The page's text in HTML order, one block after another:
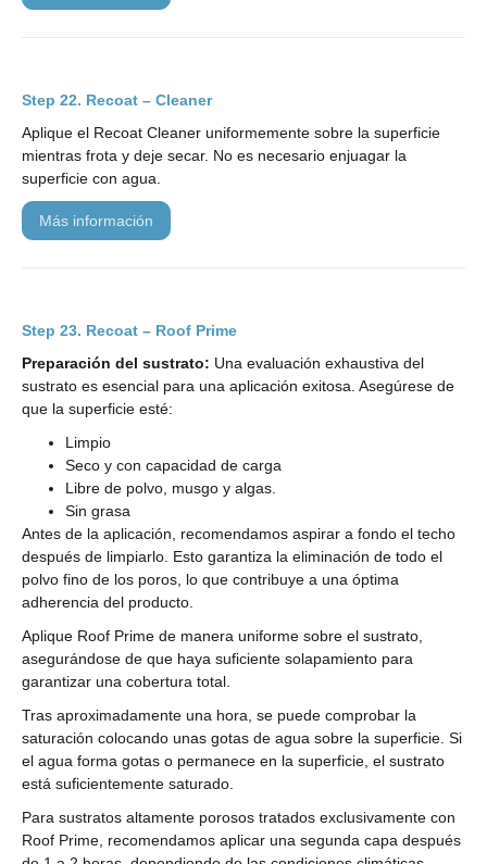
Recoat – Cleaner
Aplique el Recoat Cleaner uniformemente sobre la superficie
mientras frota y deje secar. No es necesario enjuagar la
superficie con agua.
más información
Recoat – Roof Prime
Preparación del sustrato: Una evaluación exhaustiva del
sustrato es esencial para una aplicación exitosa. Asegúrese de
que la superficie esté:
Limpio
Seco y con capacidad de carga
Libre de polvo, musgo y algas.
Sin grasa
Antes de la aplicación, recomendamos aspirar a fondo el techo
después de limpiarlo. Esto garantiza la eliminación de todo el
polvo fino de los poros, lo que contribuye a una óptima
adherencia del producto.
Aplique Roof Prime de manera uniforme sobre el sustrato,
asegurándose de que haya suficiente solapamiento para
garantizar una cobertura total.
Tras aproximadamente una hora, se puede comprobar la
saturación colocando unas gotas de agua sobre la superficie. Si
el agua forma gotas o permanece en la superficie, el sustrato
está suficientemente saturado.
Para sustratos altamente porosos tratados exclusivamente con
Roof Prime, recomendamos aplicar una segunda capa después